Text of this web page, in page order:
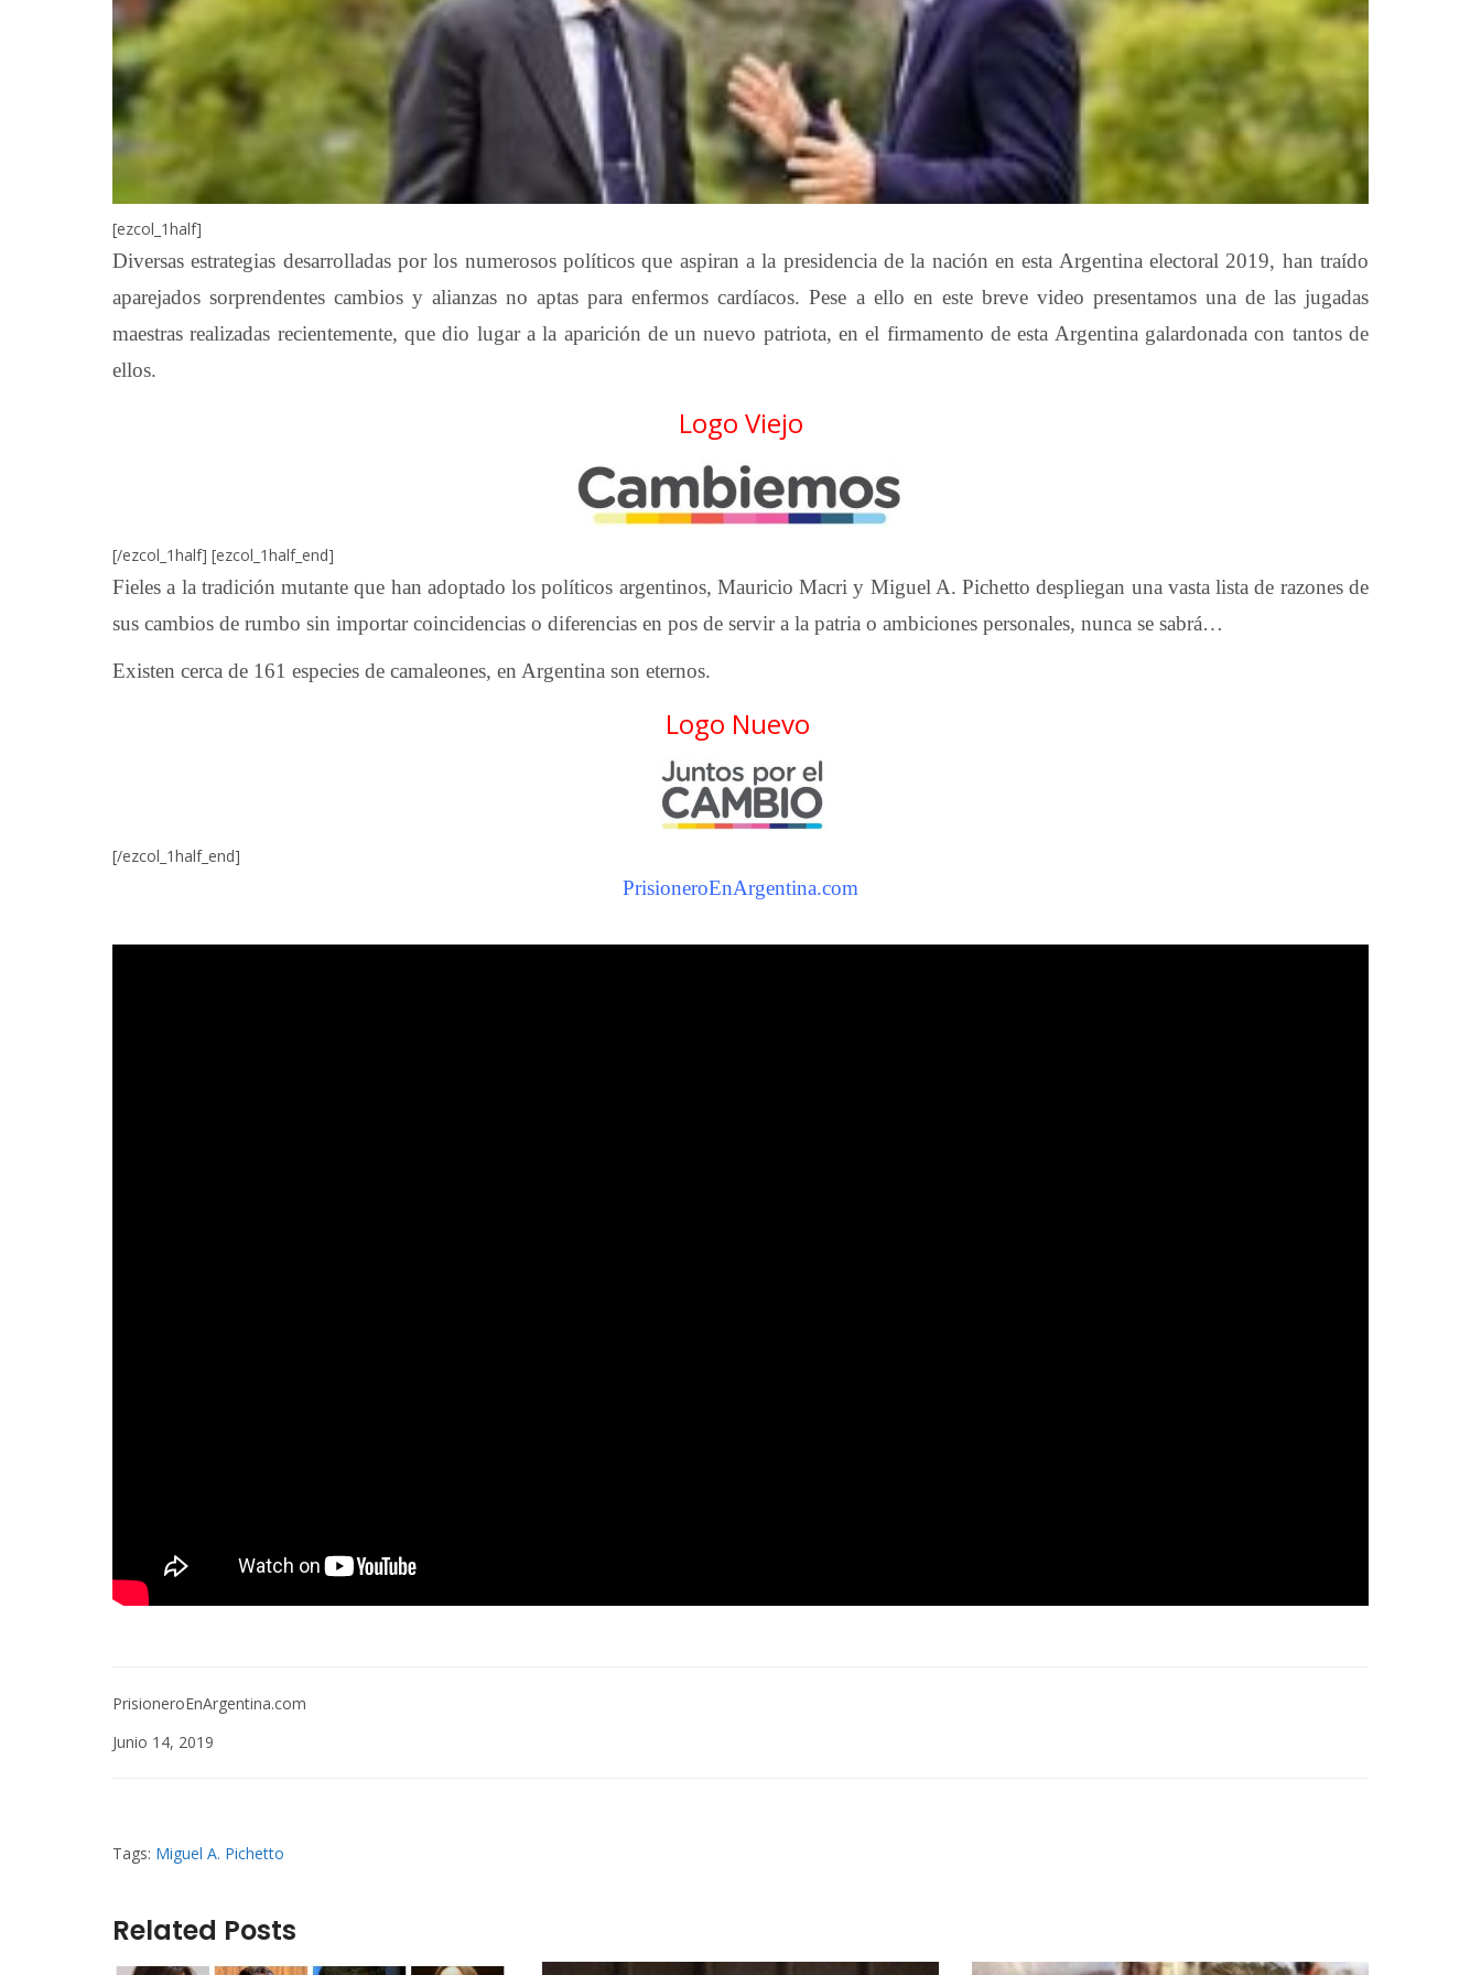
[ezcol_1half]
Diversas estrategias desarrolladas por los numerosos políticos que aspiran a la presidencia de la nación en esta Argentina electoral 2019, han traído
aparejados sorprendentes cambios y alianzas no aptas para enfermos cardíacos. Pese a ello en este breve video presentamos una de las jugadas
maestras realizadas recientemente, que dio lugar a la aparición de un nuevo patriota, en el firmamento de esta Argentina galardonada con tantos de
ellos.
Logo Viejo
[/ezcol_1half] [ezcol_1half_end]
Fieles a la tradición mutante que han adoptado los políticos argentinos, Mauricio Macri y Miguel A. Pichetto despliegan una vasta lista de razones de
sus cambios de rumbo sin importar coincidencias o diferencias en pos de servir a la patria o ambiciones personales, nunca se sabrá…
Existen cerca de 161 especies de camaleones, en Argentina son eternos.
Logo Nuevo
[/ezcol_1half_end]
PrisioneroEnArgentina.com
PrisioneroEnArgentina.com
Junio 14, 2019
Tags: Miguel A. Pichetto
Related Posts